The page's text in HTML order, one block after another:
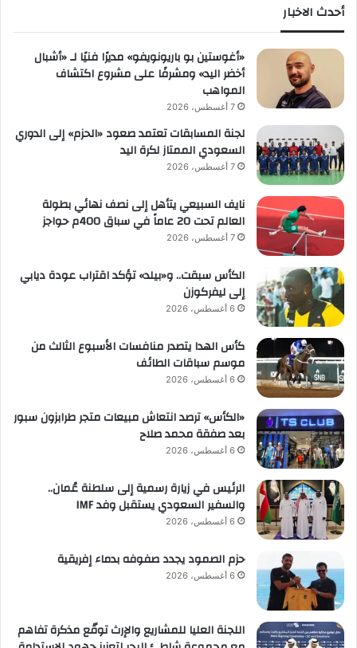
أحدث الاخبار
«أغوستين بو باريونويفو» مديرًا فنيًا لـ «أشبال
أخضر اليد» ومشرفًا على مشروع اكتشاف
المواهب
7 أغسطس، 2026
لجنة المسابقات تعتمد صعود «الحزم» إلى الدوري
السعودي الممتاز لكرة اليد
7 أغسطس، 2026
نايف السبيعي يتأهل إلى نصف نهائي بطولة
العالم تحت 20 عاماً في سباق 400م حواجز
7 أغسطس، 2026
الكأس سبقت.. و«بيلد» تؤكد اقتراب عودة ديابي
إلى ليفركوزن
6 أغسطس، 2026
كأس الهدا يتصدر منافسات الأسبوع الثالث من
موسم سباقات الطائف
6 أغسطس، 2026
«الكأس» ترصد انتعاش مبيعات متجر طرابزون سبور
بعد صفقة محمد صلاح
6 أغسطس، 2026
الرئيس في زيارة رسمية إلى سلطنة عُمان..
والسفير السعودي يستقبل وفد IMF
6 أغسطس، 2026
حزم الصمود يجدد صفوفه بدماء إفريقية
6 أغسطس، 2026
اللجنة العليا للمشاريع والإرث توقّع مذكرة تفاهم